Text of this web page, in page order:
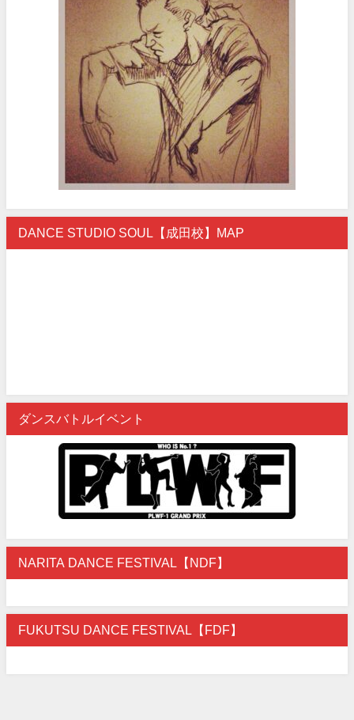
DANCE STUDIO SOUL【成田校】MAP
ダンスバトルイベント
NARITA DANCE FESTIVAL【NDF】
FUKUTSU DANCE FESTIVAL【FDF】